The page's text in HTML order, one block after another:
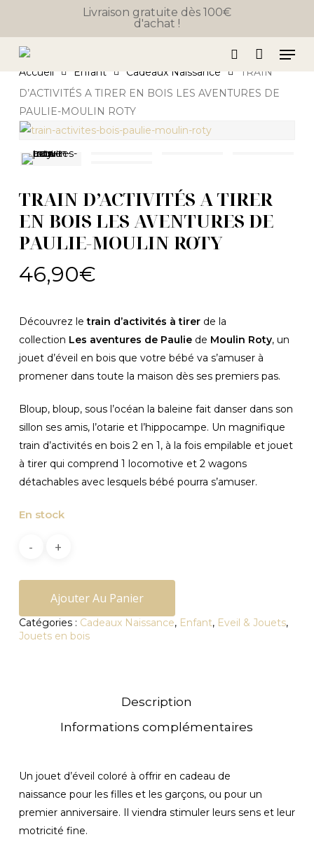
main
Livraison gratuite dès 100€
d'achat !
search
Accueil Enfant Cadeaux Naissance
TRAIN
D’ACTIVITÉS A TIRER EN BOIS LES AVENTURES DE
PAULIE-MOULIN ROTY
TRAIN D’ACTIVITÉS A TIRER
EN BOIS LES AVENTURES DE
PAULIE-MOULIN ROTY
46,90€
Découvrez letrain d’activités à tirerde la
collection Les aventures de Pauliede Moulin Roty, un
jouet d’éveil en bois que votre bébé va s’amuser à
promener dans toute la maison dès ses premiers pas.
Bloup, bloup, sous l’océan la baleine fait danser dans son
sillon ses amis, l’otarie et l’hippocampe. Un magnifique
train d’activités en bois 2 en 1, à la fois empilable et jouet
à tirer qui comprend 1 locomotive et 2 wagons
détachables avec lesquels bébé pourra s’amuser.
En stock
Ajouter Au Panier
Catégories : Cadeaux Naissance, Enfant, Eveil & Jouets,
Jouets en bois
Description
Informations complémentaires
Un jouet d’éveil coloré à offrir en cadeau de
naissance pour les filles et les garçons, ou pour un
premier anniversaire. Il viendra stimuler leurs sens et leur
motricité fine.